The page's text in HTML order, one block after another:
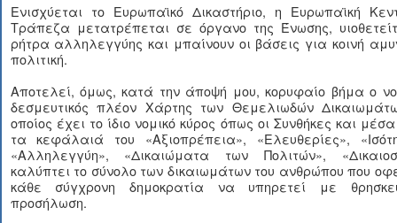
Ενισχύεται το Ευρωπαϊκό Δικαστήριο, η Ευρωπαϊκή
Τράπεζα μετατρέπεται σε όργανο της Ένωσης,
ρήτρα αλληλεγγύης και μπαίνουν οι βάσεις για κοινή
πολιτική.
Αποτελεί, όμως, κατά την άποψή μου, κορυφαίο βήμα ο
δεσμευτικός πλέον Χάρτης των Θεμελιωδών
οποίος έχει το ίδιο νομικό κύρος όπως οι Συνθήκες και
τα κεφάλαιά του «Αξιοπρέπεια», «Ελευθερίες»,
«Αλληλεγγύη», «Δικαιώματα των Πολιτών»,
καλύπτει το σύνολο των δικαιωμάτων του ανθρώπου που
κάθε σύγχρονη δημοκρατία να υπηρετεί με
προσήλωση.